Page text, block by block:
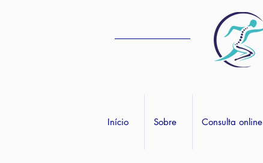
Início Sobre Consulta online